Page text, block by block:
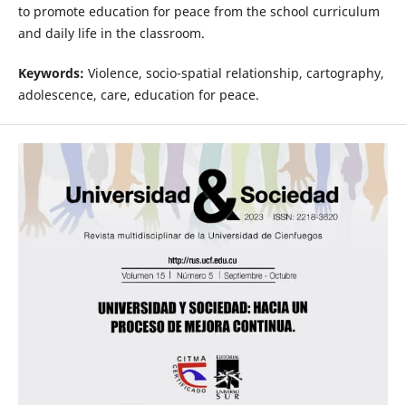
to promote education for peace from the school curriculum
and daily life in the classroom.
Keywords: Violence, socio-spatial relationship, cartography,
adolescence, care, education for peace.